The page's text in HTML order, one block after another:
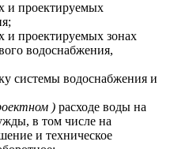
и проектируемых
и проектируемых зонах
водоснабжения,
системы водоснабжения и
) расходе воды на
в том числе на
и техническое